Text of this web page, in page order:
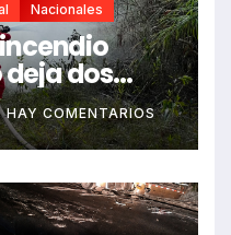
Nacionales
dos
HAY COMENTARIOS